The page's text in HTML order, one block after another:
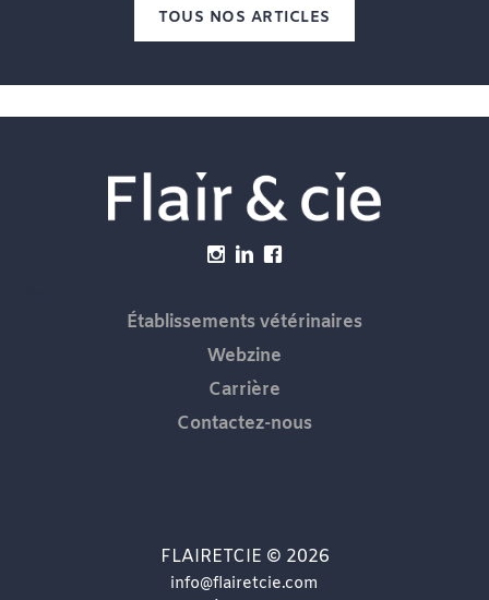
TOUS NOS ARTICLES
Établissements vétérinaires
Webzine
Carrière
Contactez-nous
FLAIRETCIE © 2026
info@flairetcie.com